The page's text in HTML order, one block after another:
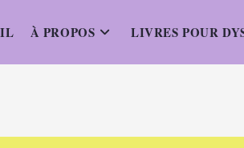
À PROPOS LIVRES POUR